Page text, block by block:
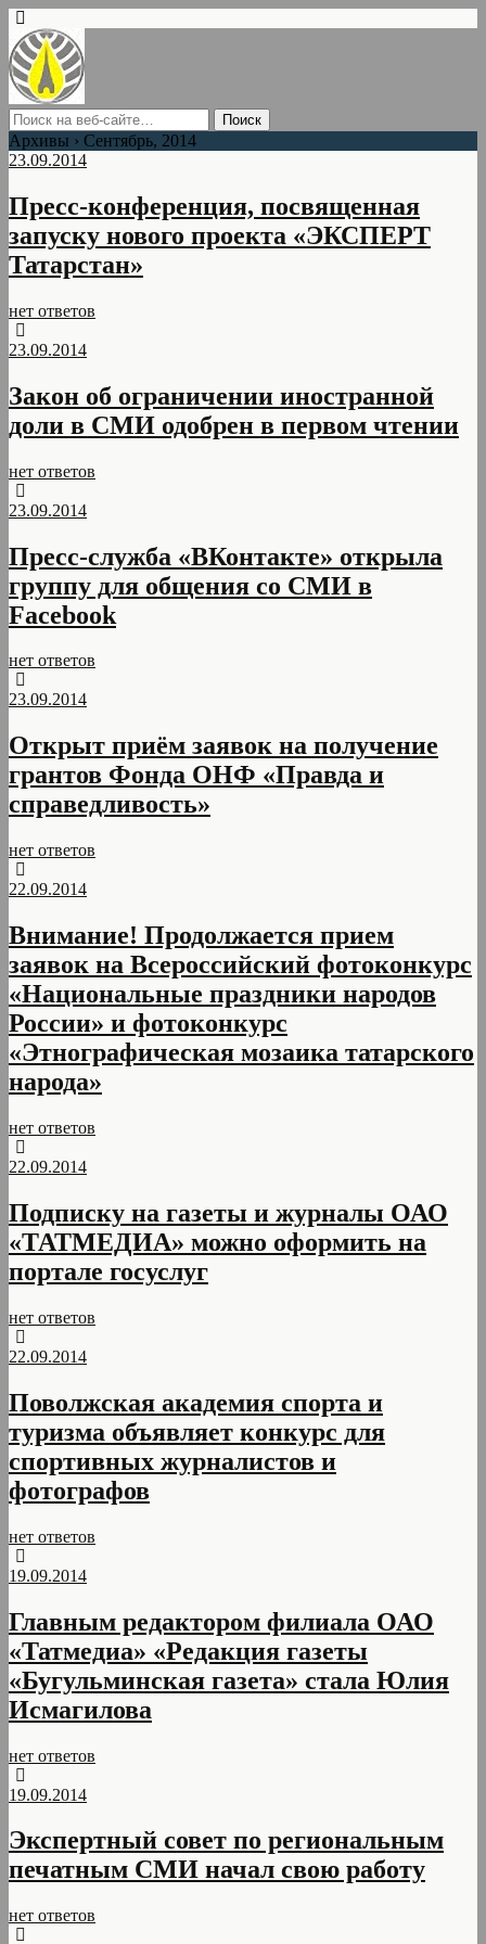
Архивы › Сентябрь, 2014
23.09.2014
Пресс-конференция, посвященная
запуску нового проекта «ЭКСПЕРТ
Татарстан»
нет ответов
23.09.2014
Закон об ограничении иностранной
доли в СМИ одобрен в первом чтении
нет ответов
23.09.2014
Пресс-служба «ВКонтакте» открыла
группу для общения со СМИ в
Facebook
нет ответов
23.09.2014
Открыт приём заявок на получение
грантов Фонда ОНФ «Правда и
справедливость»
нет ответов
22.09.2014
Внимание! Продолжается прием
заявок на Всероссийский фотоконкурс
«Национальные праздники народов
России» и фотоконкурс
«Этнографическая мозаика татарского
народа»
нет ответов
22.09.2014
Подписку на газеты и журналы ОАО
«ТАТМЕДИА» можно оформить на
портале госуслуг
нет ответов
22.09.2014
Поволжская академия спорта и
туризма объявляет конкурс для
спортивных журналистов и
фотографов
нет ответов
19.09.2014
Главным редактором филиала ОАО
«Татмедиа» «Редакция газеты
«Бугульминская газета» стала Юлия
Исмагилова
нет ответов
19.09.2014
Экспертный совет по региональным
печатным СМИ начал свою работу
нет ответов